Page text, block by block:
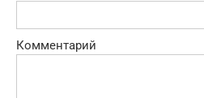
Комментарий